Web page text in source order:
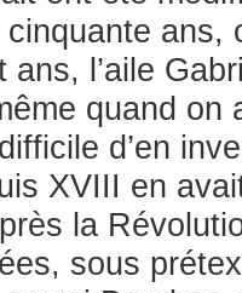
ans,
ans, l’aile
quand on
d’en
XVIII en
la
sous